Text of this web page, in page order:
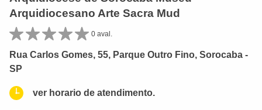
Arquidiocesano Arte Sacra Mud
0 aval.
Rua Carlos Gomes, 55, Parque Outro Fino, Sorocaba -
SP
ver horario de atendimento.